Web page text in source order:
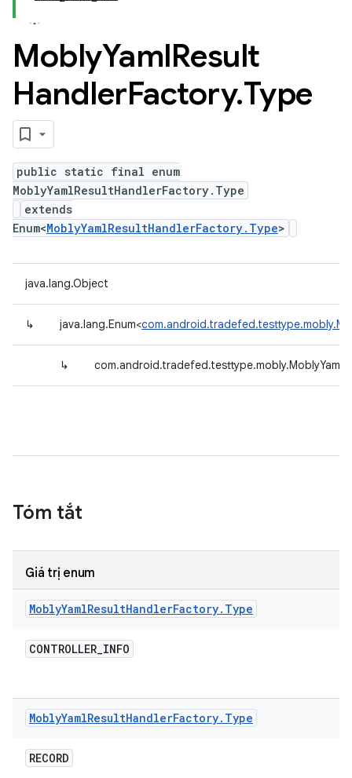
MoblyYamlResult
HandlerFactory.Type
public static final enum
MoblyYamlResultHandlerFactory.Type
extends
Enum<MoblyYamlResultHandlerFactory.Type>
java.lang.Object
↳ java.lang.Enum<
↳
Tóm tắt
Giá trị enum
MoblyYamlResultHandlerFactory. Type
CONTROLLER_INFO
MoblyYamlResultHandlerFactory. Type
RECORD